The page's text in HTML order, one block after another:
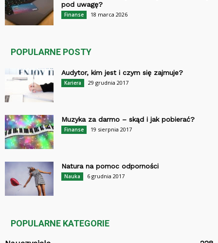
pod uwagę?
Finanse 18 marca 2026
POPULARNE POSTY
Audytor, kim jest i czym się zajmuje?
Kariera 29 grudnia 2017
Muzyka za darmo – skąd i jak pobierać?
Finanse 19 sierpnia 2017
Natura na pomoc odporności
Nauka 6 grudnia 2017
POPULARNE KATEGORIE